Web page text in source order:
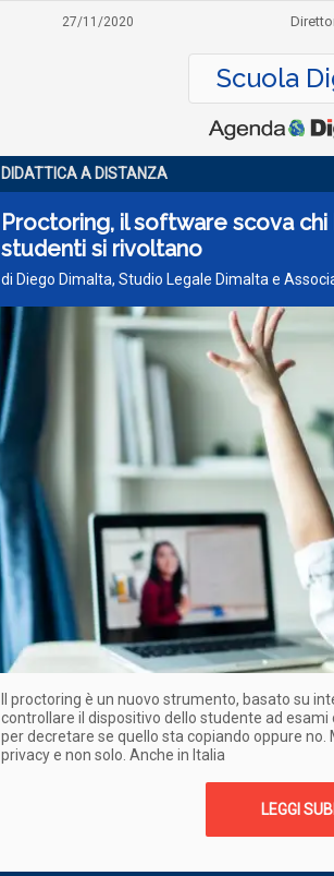
27/11/2020
Scuola
DIDATTICA A DISTANZA
Proctoring, il software scova chi
studenti si rivoltano
di Diego Dimalta, Studio Legale Dimalta e
Il proctoring è un nuovo strumento, basato su
controllare il dispositivo dello studente ad
per decretare se quello sta copiando oppure
privacy e non solo. Anche in Italia
LEGGI